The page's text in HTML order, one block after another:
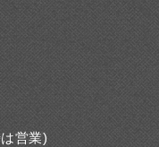
営業)